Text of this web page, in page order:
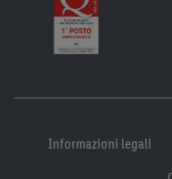
Informazioni legali